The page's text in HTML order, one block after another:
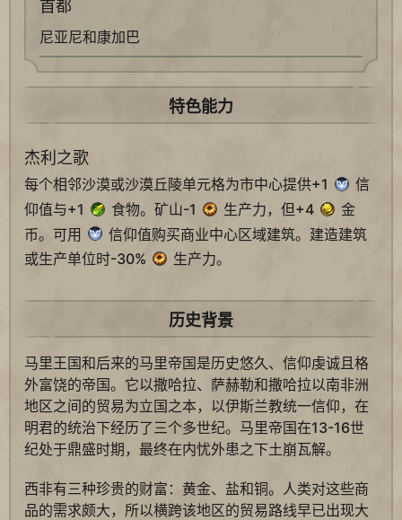
首都
尼亚尼和康加巴
特色能力
杰利之歌
每个相邻沙漠或沙漠丘陵单元格为市中心提供+1
信
仰值与+1
食物。矿山-1 生产力，但+4
金
币。可用
信仰值购买商业中心区域建筑。建造建筑
或生产单位时-30%
生产力。
历史背景
马里王国和后来的马里帝国是历史悠久、信仰虔诚且格
外富饶的帝国。它以撒哈拉、萨赫勒和撒哈拉以南非洲
地区之间的贸易为立国之本，以伊斯兰教统一信仰，在
明君的统治下经历了三个多世纪。马里帝国在13-16世
纪处于鼎盛时期，最终在内忧外患之下土崩瓦解。
西非有三种珍贵的财富：黄金、盐和铜。人类对这些商
品的需求颇大，所以横跨该地区的贸易路线早已出现大